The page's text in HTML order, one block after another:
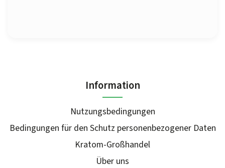
Information
Nutzungsbedingungen
Bedingungen für den Schutz personenbezogener Daten
Kratom-Großhandel
Über uns